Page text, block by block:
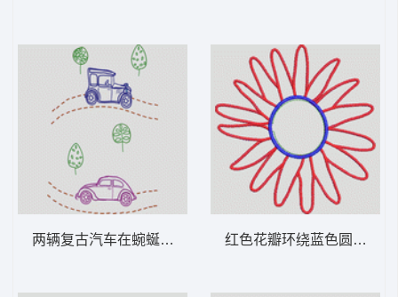
两辆复古汽车在蜿蜒路上行驶 卡通童装章标